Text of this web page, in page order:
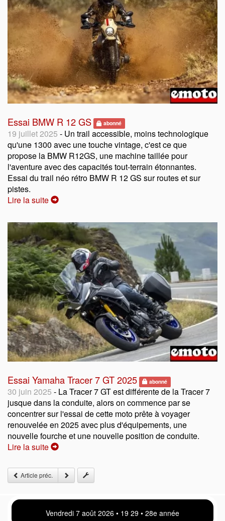
Essai BMW R 12 GS abonné
19 juillet 2025 - Un trail accessible, moins technologique
qu'une 1300 avec une touche vintage, c'est ce que
propose la BMW R12GS, une machine taillée pour
l'aventure avec des capacités tout-terrain étonnantes.
Essai du trail néo rétro BMW R 12 GS sur routes et sur
pistes.
Lire la suite
Essai Yamaha Tracer 7 GT 2025 abonné
30 juin 2025 - La Tracer 7 GT est différente de la Tracer 7
jusque dans la conduite, alors on commence par se
concentrer sur l'essai de cette moto prête à voyager
renouvelée en 2025 avec plus d'équipements, une
nouvelle fourche et une nouvelle position de conduite.
Lire la suite
Article préc.
Vendredi 7 août 2026 • 19 29 • 28e année